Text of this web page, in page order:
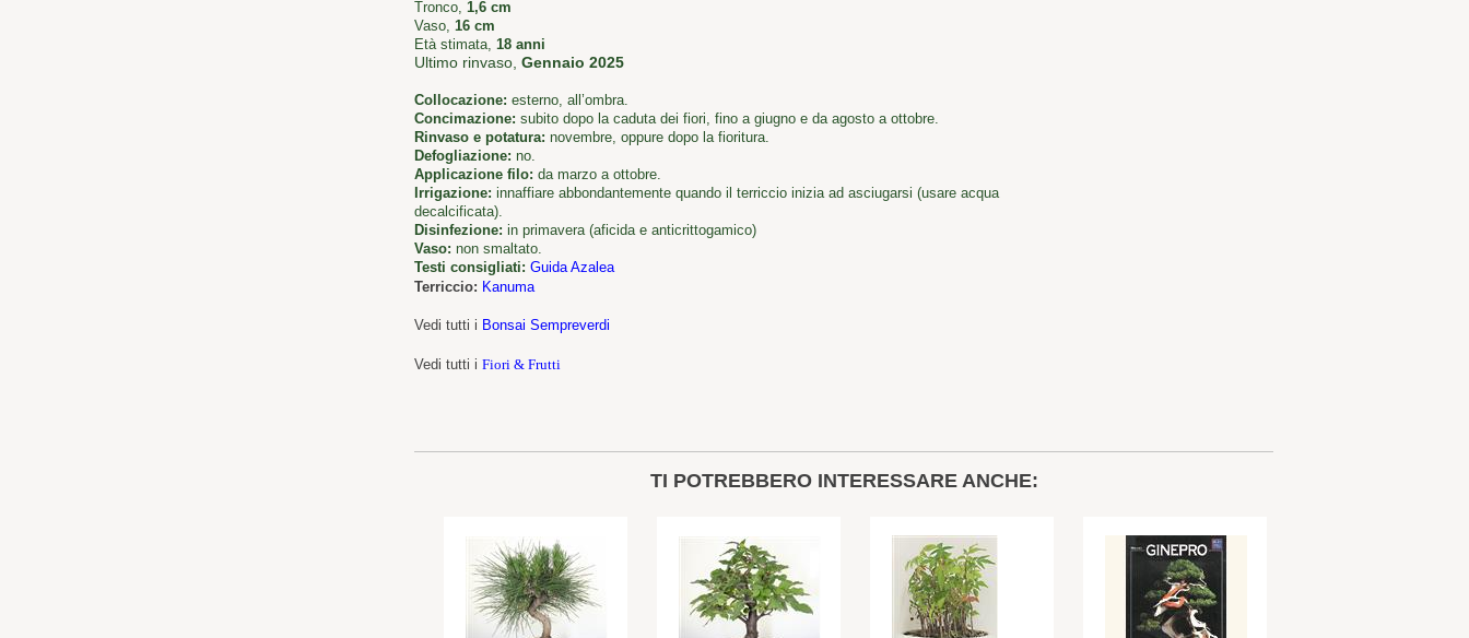
Tronco, 1,6 cm
Vaso, 16 cm
Età stimata, 18 anni
Ultimo rinvaso, Gennaio 2025
Collocazione: esterno, all’ombra.
Concimazione: subito dopo la caduta dei fiori, fino a giugno e da agosto a ottobre.
Rinvaso e potatura: novembre, oppure dopo la fioritura.
Defogliazione: no.
Applicazione filo: da marzo a ottobre.
Irrigazione: innaffiare abbondantemente quando il terriccio inizia ad asciugarsi (usare acqua
decalcificata).
Disinfezione: in primavera (aficida e anticrittogamico)
Vaso: non smaltato.
Testi consigliati: Guida Azalea
Terriccio: Kanuma
Vedi tutti i Bonsai Sempreverdi
Vedi tutti i Fiori & Frutti
TI POTREBBERO INTERESSARE ANCHE: